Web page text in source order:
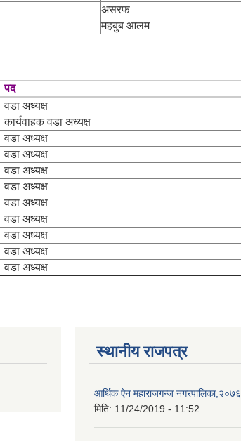
असरफ
महबुब आलम
पद
वडा अध्यक्ष
कार्यवाहक वडा अध्यक्ष
वडा अध्यक्ष
वडा अध्यक्ष
वडा अध्यक्ष
वडा अध्यक्ष
वडा अध्यक्ष
वडा अध्यक्ष
वडा अध्यक्ष
वडा अध्यक्ष
वडा अध्यक्ष
स्थानीय राजपत्र
आर्थिक ऐन महाराजगन्ज नगरपालिका,२०७६
मिति: 11/24/2019 - 11:52